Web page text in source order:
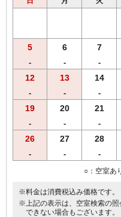
大阪府条例により、ご宿泊料
す。あらかじめご了承ください
5
-
6
-
7
-
12
-
13
-
14
-
19
-
20
-
21
-
26
-
27
-
28
-
○：空室
※料金は消費税込み価格です。
※上記の表示は、空室検索の照
できない場合もございます。